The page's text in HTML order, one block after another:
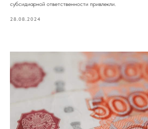
субсидиарной ответственности привлекли.
28.08.2024